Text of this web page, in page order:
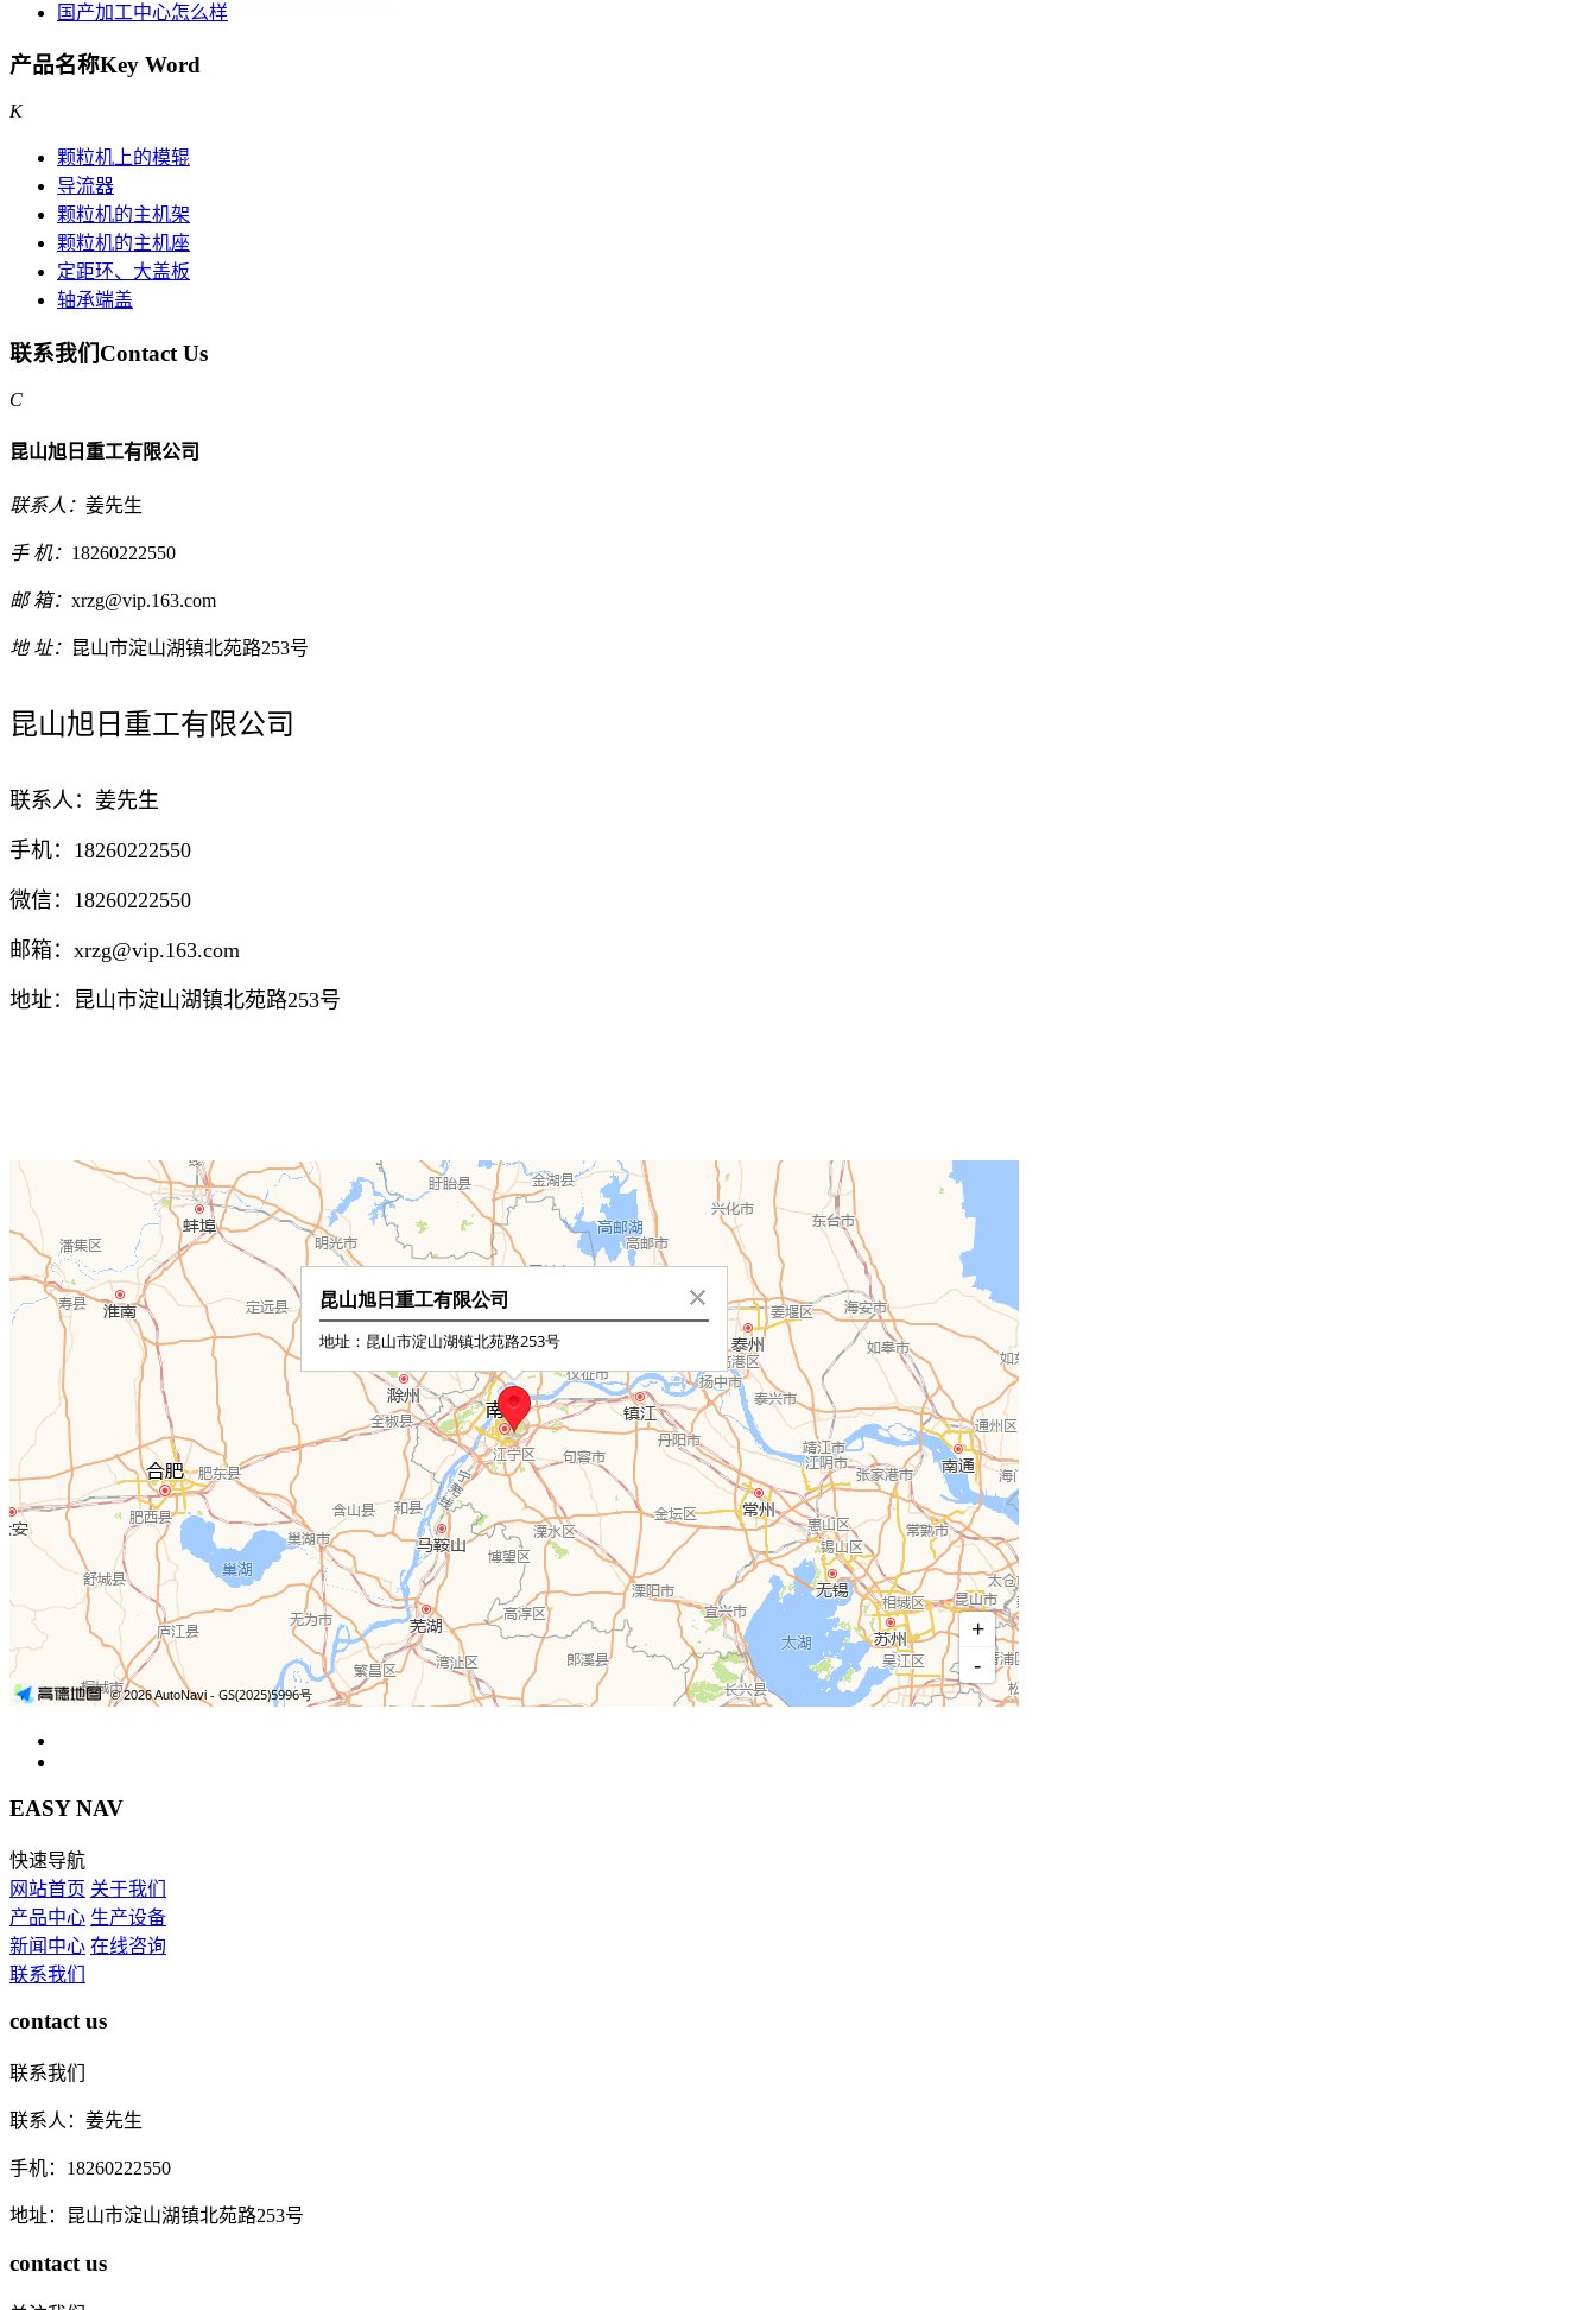
国产加工中心怎么样
产品名称Key Word
K
颗粒机上的模辊
导流器
颗粒机的主机架
颗粒机的主机座
定距环、大盖板
轴承端盖
联系我们Contact Us
C
昆山旭日重工有限公司
联系人： 姜先生
手 机： 18260222550
邮 箱： xrzg@vip.163.com
地 址： 昆山市淀山湖镇北苑路253号
昆山旭日重工有限公司
联系人：姜先生
手机：18260222550
微信：18260222550
邮箱：xrzg@vip.163.com
地址：昆山市淀山湖镇北苑路253号
EASY NAV
快速导航
网站首页 关于我们
产品中心 生产设备
新闻中心 在线咨询
联系我们
contact us
联系我们
联系人：姜先生
手机：18260222550
地址：昆山市淀山湖镇北苑路253号
contact us